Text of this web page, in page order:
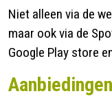
Niet alleen via de
maar ook via de
Google Play store